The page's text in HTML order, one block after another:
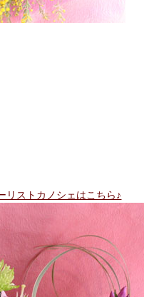
ストカノシェはこちら♪